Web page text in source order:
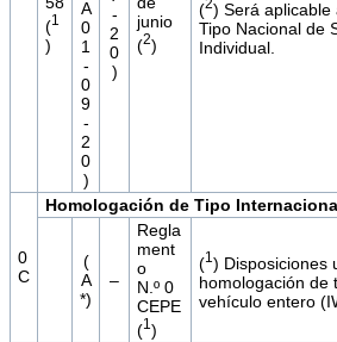
(1
)
-
2
0
)
junio
(2)
(2) Será aplicable
Tipo Nacional de
Individual.
A
0
1
-
0
9
-
2
0
)
0
C
Homologación de Tipo
(
A
*)
–
Regla
ment
o
N.º 0
CEPE
(1)
(1) Disposiciones
homologación de
vehículo entero